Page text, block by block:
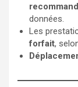
données.
Les
forfait,